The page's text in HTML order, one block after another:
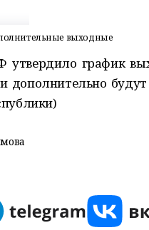
выходные
утвердило график
дополнительно